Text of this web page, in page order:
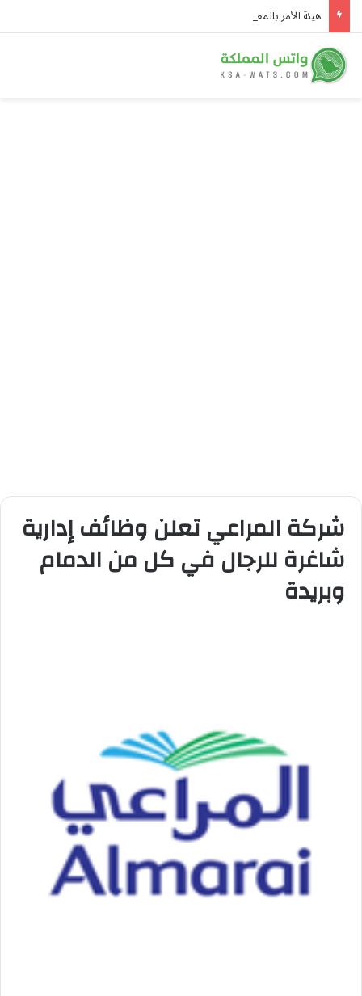
شركة المراعي تعلن وظائف إدارية
شاغرة للرجال في كل من الدمام
وبريدة